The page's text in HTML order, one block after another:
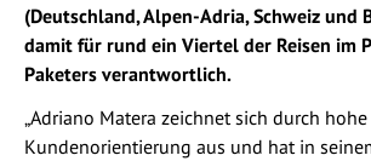
(Deutschland, Alpen-Adria, Schweiz und
damit für rund ein Viertel der Reisen im
Paketers verantwortlich.
„Adriano Matera zeichnet sich durch
Kundenorientierung aus und hat in